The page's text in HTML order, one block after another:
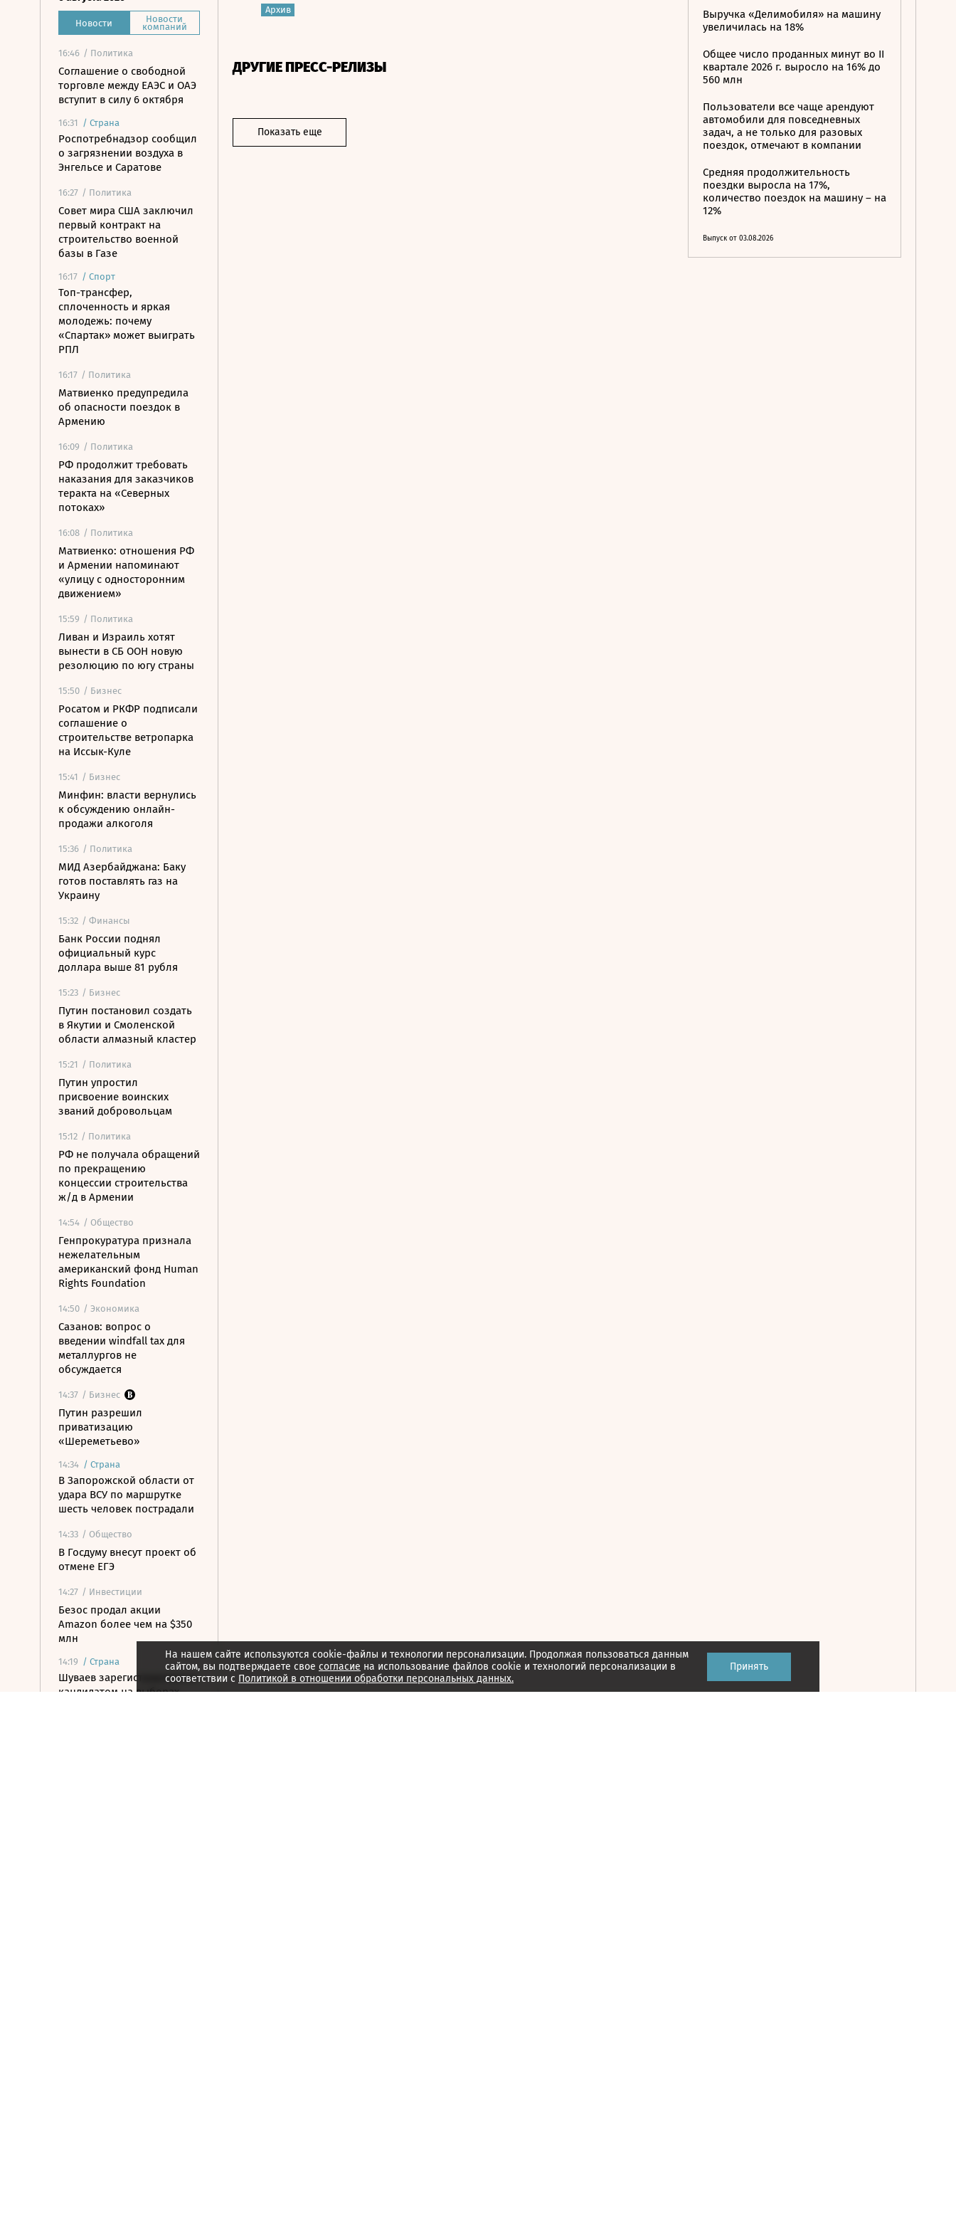
Новости Новости
компаний
16:46 / Политика
Соглашение о свободной
торговле между ЕАЭС и ОАЭ
вступит в силу 6 октября
16:31 / Страна
Роспотребнадзор сообщил
о загрязнении воздуха в
Энгельсе и Саратове
16:27 / Политика
Совет мира США заключил
первый контракт на
строительство военной
базы в Газе
16:17 / Спорт
Топ-трансфер,
сплоченность и яркая
молодежь: почему
«Спартак» может выиграть
РПЛ
16:17 / Политика
Матвиенко предупредила
об опасности поездок в
Армению
16:09 / Политика
РФ продолжит требовать
наказания для заказчиков
теракта на «Северных
потоках»
16:08 / Политика
Матвиенко: отношения РФ
и Армении напоминают
«улицу с односторонним
движением»
15:59 / Политика
Ливан и Израиль хотят
вынести в СБ ООН новую
резолюцию по югу страны
15:50 / Бизнес
Росатом и РКФР подписали
соглашение о
строительстве ветропарка
на Иссык-Куле
15:41 / Бизнес
Минфин: власти вернулись
к обсуждению онлайн-
продажи алкоголя
15:36 / Политика
МИД Азербайджана: Баку
готов поставлять газ на
Украину
15:32 / Финансы
Банк России поднял
официальный курс
доллара выше 81 рубля
15:23 / Бизнес
Путин постановил создать
в Якутии и Смоленской
области алмазный кластер
15:21 / Политика
Путин упростил
присвоение воинских
званий добровольцам
15:12 / Политика
РФ не получала обращений
по прекращению
концессии строительства
ж/д в Армении
14:54 / Общество
Генпрокуратура признала
нежелательным
американский фонд Human
Rights Foundation
14:50 / Экономика
Сазанов: вопрос о
введении windfall tax для
металлургов не
обсуждается
14:37 / Бизнес
Путин разрешил
приватизацию
«Шереметьево»
14:34 / Страна
В Запорожской области от
удара ВСУ по маршрутке
шесть человек пострадали
14:33 / Общество
В Госдуму внесут проект об
отмене ЕГЭ
14:27 / Инвестиции
Безос продал акции
Amazon более чем на $350
млн
14:19 / Страна
Шуваев зарегистрировался
кандидатом на выборах
Архив
ДРУГИЕ ПРЕСС-РЕЛИЗЫ
Показать еще
Выручка «Делимобиля» на машину
увеличилась на 18%
Общее число проданных минут во II
квартале 2026 г. выросло на 16% до
560 млн
Пользователи все чаще арендуют
автомобили для повседневных
задач, а не только для разовых
поездок, отмечают в компании
Средняя продолжительность
поездки выросла на 17%,
количество поездок на машину – на
12%
Выпуск от 03.08.2026
На нашем сайте используются cookie-файлы и технологии персонализации. Продолжая пользоваться данным
сайтом, вы подтверждаете свое согласие на использование файлов cookie и технологий персонализации в
соответствии с Политикой в отношении обработки персональных данных.
Принять